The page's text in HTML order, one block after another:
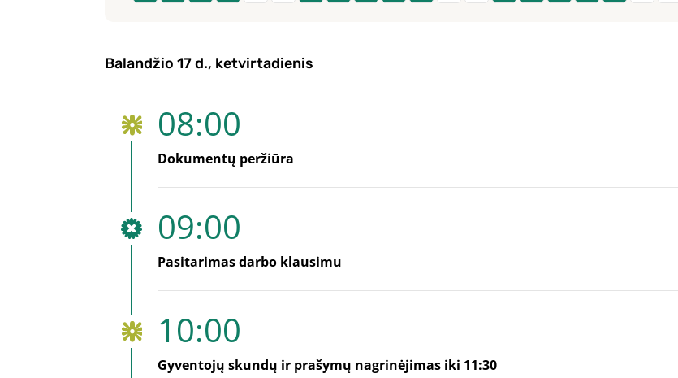
Balandžio 17 d., ketvirtadienis
08:00
Dokumentų peržiūra
09:00
Pasitarimas darbo klausimu
10:00
Gyventojų skundų ir prašymų nagrinėjimas iki 11:30